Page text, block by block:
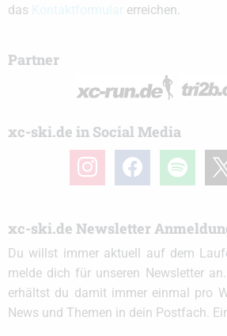
das
erreichen.
Partner
xc-ski.de in Social Media
instagramfacebook spotify
xc-ski.de Newsletter
Du willst immer aktuell auf dem
melde dich für unseren Newsletter
erhältst du damit immer einmal pro
News und Themen in dein Postfach.